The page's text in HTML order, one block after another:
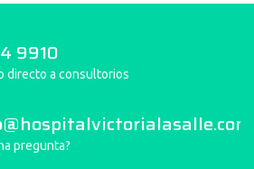
9910
directo a consultorios
pregunta?